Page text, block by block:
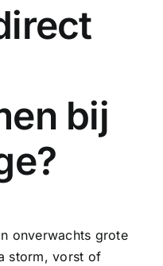
bij
onverwachts grote
storm, vorst of